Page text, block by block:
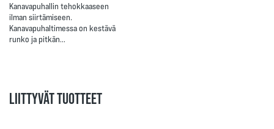
Kanavapuhallin tehokkaaseen
ilman siirtämiseen.
Kanavapuhaltimessa on kestävä
runko ja pitkän…
LIITTYVÄT TUOTTEET